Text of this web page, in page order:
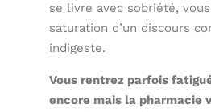
se livre avec sobriété,
saturation d’un discours
indigeste.
Vous rentrez parfois
encore mais la pharmacie